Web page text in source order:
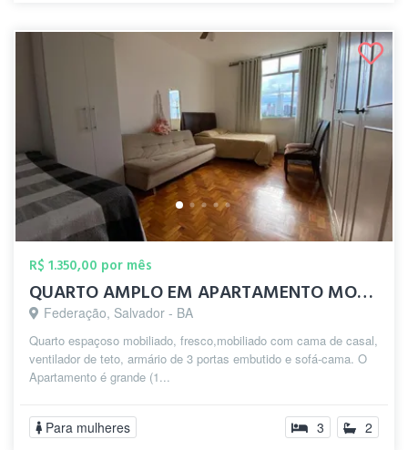
R$ 1.350,00 por mês
QUARTO AMPLO EM APARTAMENTO MOBILIADO
Federação, Salvador - BA
Quarto espaçoso mobiliado, fresco,mobiliado com cama de casal,
ventilador de teto, armário de 3 portas embutido e sofá-cama. O
Apartamento é grande (1...
Para mulheres 3 2